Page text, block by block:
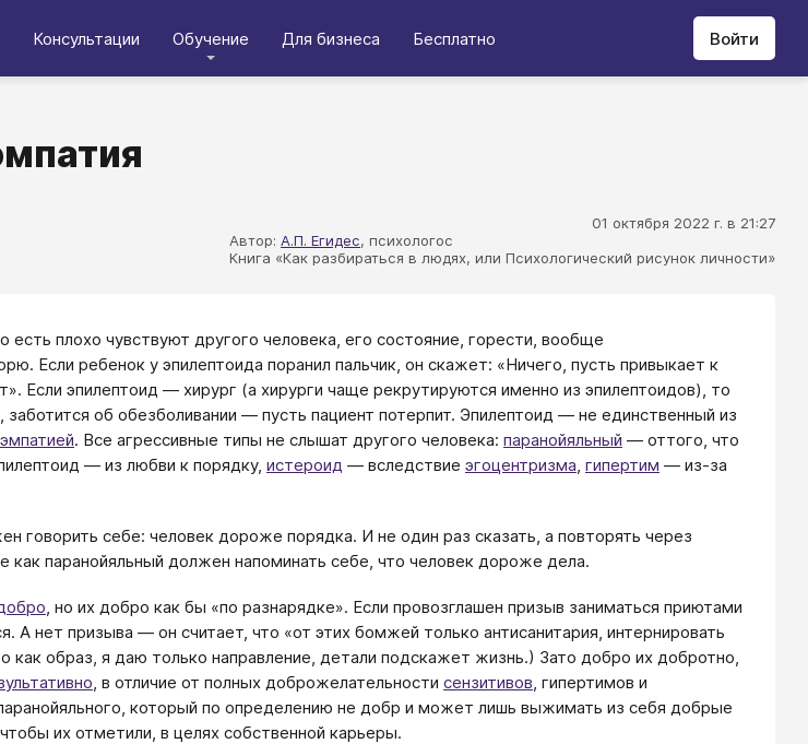
Консультации Обучение Для бизнеса Бесплатно Войти
01 октября 2022 г. в 21:27
Автор: А.П. Егидес, психологос
Книга «Как разбираться в людях, или Психологический рисунок личности»
есть плохо чувствуют другого человека, его состояние, горести, вообще
Если ребенок у эпилептоида поранил пальчик, он скажет: «Ничего, пусть привыкает к
Если эпилептоид — хирург (а хирурги чаще рекрутируются именно из эпилептоидов), то
об обезболивании — пусть пациент потерпит. Эпилептоид — не единственный из
эмпатией. Все агрессивные типы не слышат другого человека: паранойяльный — оттого, что
— из любви к порядку, истероид — вследствие эгоцентризма, гипертим — из-за
говорить себе: человек дороже порядка. И не один раз сказать, а повторять через
как паранойяльный должен напоминать себе, что человек дороже дела.
, но их добро как бы «по разнарядке». Если провозглашен призыв заниматься приютами
А нет призыва — он считает, что «от этих бомжей только антисанитария, интернировать
как образ, я даю только направление, детали подскажет жизнь.) Зато добро их добротно,
, в отличие от полных доброжелательности сензитивов , гипертимов и
который по определению не добр и может лишь выжимать из себя добрые
их отметили, в целях собственной карьеры.